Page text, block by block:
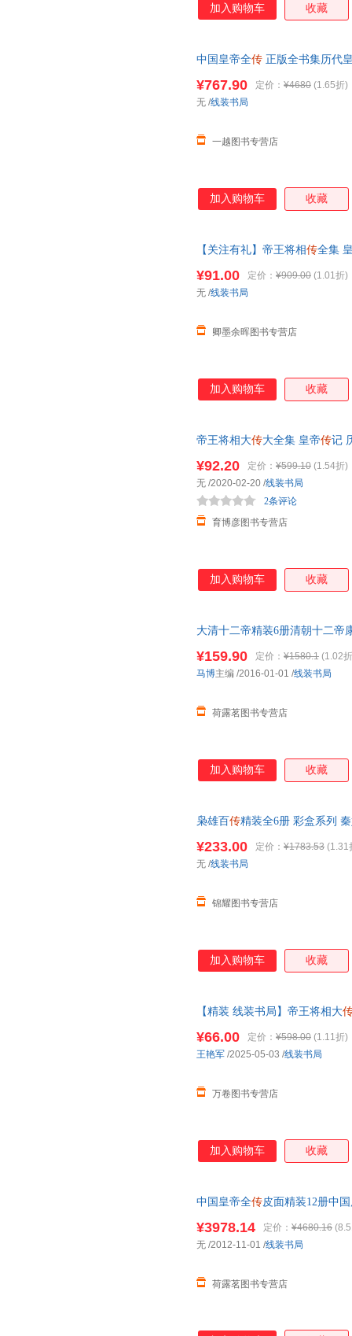
加入购物车 收藏
中国皇帝全传 正版全书集历代
¥767.90 定价： ¥4680 (1.65折)
一越图书专营店
无 /线装书局
加入购物车 收藏
【关注有礼】帝王将相传全集
¥91.00 定价： ¥909.00 (1.01折)
卿墨余晖图书专营店
无 /线装书局
加入购物车 收藏
帝王将相大传大全集 皇帝传记
¥92.20 定价： ¥599.10 (1.54折)
育博彦图书专营店
2条评论
无 /2020-02-20 /线装书局
加入购物车 收藏
大清十二帝精装6册清朝十二帝
¥159.90 定价： ¥1580.1 (1.02
荷露茗图书专营店
马博主编 /2016-01-01 /线装书局
加入购物车 收藏
枭雄百传精装全6册 彩盒系列
¥233.00 定价： ¥1783.53 (1.31
锦耀图书专营店
无 /线装书局
加入购物车 收藏
【精装 线装书局】帝王将相大
¥66.00 定价： ¥598.00 (1.11折)
万卷图书专营店
王艳军 /2025-05-03 /线装书局
加入购物车 收藏
中国皇帝全传皮面精装12册中
¥3978.14 定价： ¥4680.16
荷露茗图书专营店
无 /2012-11-01 /线装书局